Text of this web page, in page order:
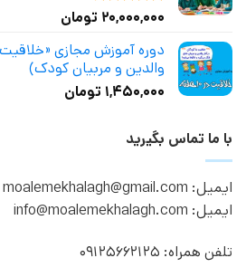
نمره4.50
۲۰,۰۰۰,۰۰۰ تومان
والدین و مربیان کودک)
۱,۴۵۰,۰۰۰ تومان
با ما تماس بگیرید
ایمیل: moalemekhalagh@gmail.com
ایمیل: info@moalemekhalagh.com
تلفن همراه: 09125662125